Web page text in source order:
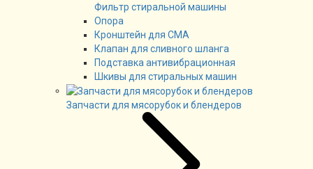
Фильтр стиральной машины
Опора
Кронштейн для СМА
Клапан для сливного шланга
Подставка антивибрационная
Шкивы для стиральных машин
Запчасти для мясорубок и блендеров